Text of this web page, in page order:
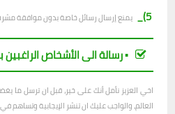
5)_ يمنع إرسال رسائل خاصة بدون موافقة
▪︎ رسالة الى الأشخاص الراغبين
اخي العزيز نأمل أنك على خير، قبل ان ترسل ما
العالم، والواجب عليك ان تنشر الإيجابية